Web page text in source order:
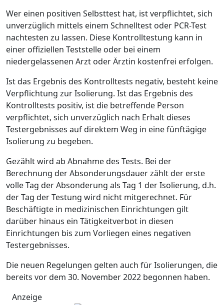
Wer einen positiven Selbsttest hat, ist verpflichtet, sich
unverzüglich mittels einem Schnelltest oder PCR-Test
nachtesten zu lassen. Diese Kontrolltestung kann in
einer offiziellen Teststelle oder bei einem
niedergelassenen Arzt oder Ärztin kostenfrei erfolgen.
Ist das Ergebnis des Kontrolltests negativ, besteht keine
Verpflichtung zur Isolierung. Ist das Ergebnis des
Kontrolltests positiv, ist die betreffende Person
verpflichtet, sich unverzüglich nach Erhalt dieses
Testergebnisses auf direktem Weg in eine fünftägige
Isolierung zu begeben.
Gezählt wird ab Abnahme des Tests. Bei der
Berechnung der Absonderungsdauer zählt der erste
volle Tag der Absonderung als Tag 1 der Isolierung, d.h.
der Tag der Testung wird nicht mitgerechnet. Für
Beschäftigte in medizinischen Einrichtungen gilt
darüber hinaus ein Tätigkeitverbot in diesen
Einrichtungen bis zum Vorliegen eines negativen
Testergebnisses.
Die neuen Regelungen gelten auch für Isolierungen, die
bereits vor dem 30. November 2022 begonnen haben.
Anzeige